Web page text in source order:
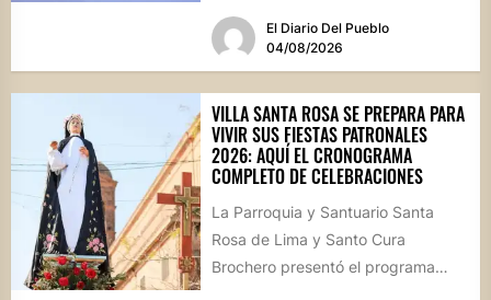
calle...
El Diario Del Pueblo
04/08/2026
VILLA SANTA ROSA SE PREPARA PARA
VIVIR SUS FIESTAS PATRONALES
2026: AQUÍ EL CRONOGRAMA
COMPLETO DE CELEBRACIONES
La Parroquia y Santuario Santa
Rosa de Lima y Santo Cura
Brochero presentó el programa